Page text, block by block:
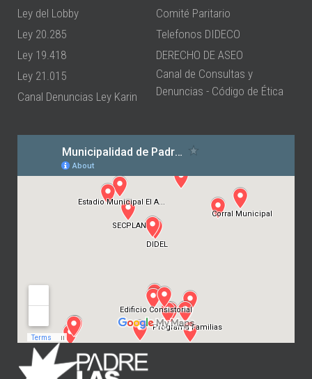
Ley del Lobby
Ley 20.285
Ley 19.418
Ley 21.015
Canal Denuncias Ley Karin
Comité Paritario
Telefonos DIDECO
DERECHO DE ASEO
Canal de Consultas y
Denuncias - Código de Ética